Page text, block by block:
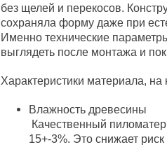
без щелей и перекосов.
сохраняла форму даже при
Именно технические
выглядеть после монтажа и
Характеристики материала,
Влажность древесины
Качественный
15+-3%. Это снижает